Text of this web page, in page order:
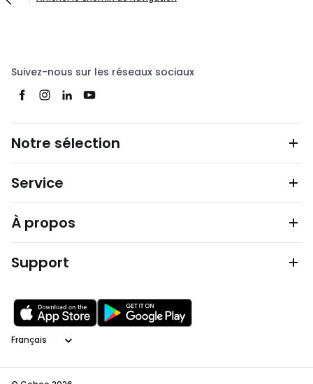
Suivez-nous sur les réseaux sociaux
Notre sélection
Service
À propos
Support
Langage